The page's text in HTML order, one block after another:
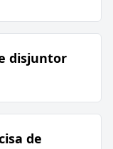
disjuntor
de